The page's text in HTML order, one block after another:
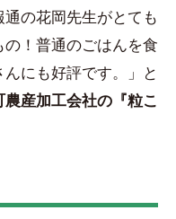
の花岡先生がとても
！普通のごはんを食
にも好評です。」と
農産加工会社の『粒こ